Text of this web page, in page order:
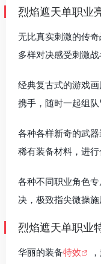
烈焰遮天单职业
无比真实刺激的传
多样对决感受刺激
经典复古式的游戏
携手，随时一起组
各种各样新奇的武
稀有装备材料，进
各种不同职业角色
决，极致指尖微操施
烈焰遮天单职业
华丽的装备特效